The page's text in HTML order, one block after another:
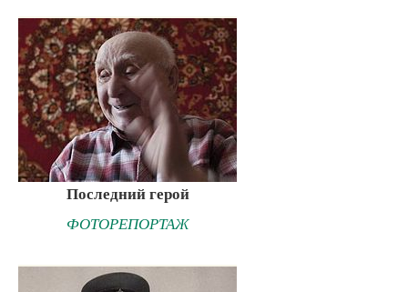
Последний герой
ФОТОРЕПОРТАЖ